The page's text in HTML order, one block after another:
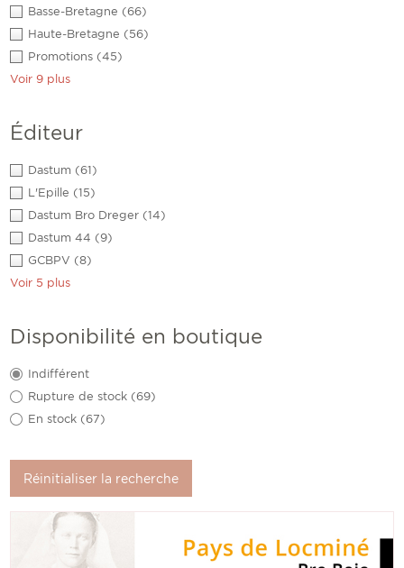
Basse-Bretagne (66)
Haute-Bretagne (56)
Promotions (45)
Voir 9 plus
Éditeur
Dastum (61)
L'Epille (15)
Dastum Bro Dreger (14)
Dastum 44 (9)
GCBPV (8)
Voir 5 plus
Disponibilité en boutique
Indifférent
Rupture de stock (69)
En stock (67)
Réinitialiser la recherche